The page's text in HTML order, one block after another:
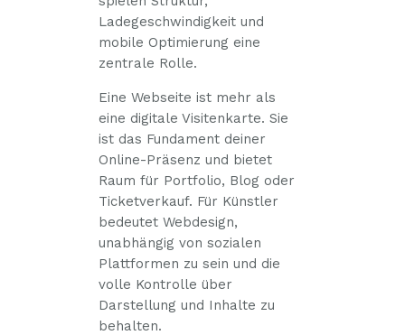
Ladegeschwindigkeit und
mobile Optimierung eine
zentrale Rolle.
Eine Webseite ist mehr als
eine digitale Visitenkarte. Sie
ist das Fundament deiner
Online-Präsenz und bietet
Raum für Portfolio, Blog oder
Ticketverkauf. Für Künstler
bedeutet Webdesign,
unabhängig von sozialen
Plattformen zu sein und die
volle Kontrolle über
Darstellung und Inhalte zu
behalten.